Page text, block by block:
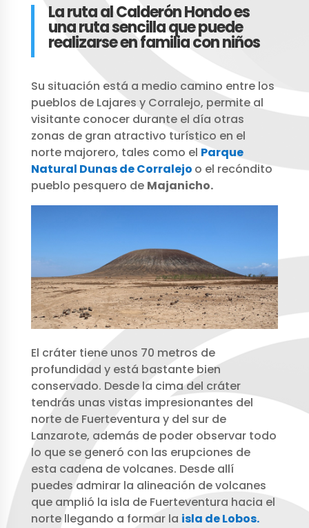
La ruta al Calderón Hondo es
una ruta sencilla que puede
realizarse en familia con niños
Su situación está a medio camino entre los
pueblos de Lajares y Corralejo, permite al
visitante conocer durante el día otras
zonas de gran atractivo turístico en el
norte majorero, tales como el Parque
Natural Dunas de Corralejo o el recóndito
pueblo pesquero de Majanicho.
El cráter tiene unos 70 metros de
profundidad y está bastante bien
conservado. Desde la cima del cráter
tendrás unas vistas impresionantes del
norte de Fuerteventura y del sur de
Lanzarote, además de poder observar todo
lo que se generó con las erupciones de
esta cadena de volcanes. Desde allí
puedes admirar la alineación de volcanes
que amplió la isla de Fuerteventura hacia el
norte llegando a formar la isla de Lobos.